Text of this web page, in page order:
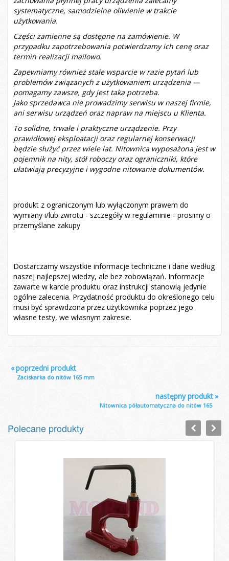
systematyczne, samodzielne oliwienie w trakcie
użytkowania.
Części zamienne są dostępne na zamówienie. W
przypadku zapotrzebowania potwierdzamy ich cenę oraz
termin realizacji mailowo.
Zapewniamy również stałe wsparcie w razie pytań lub
problemów związanych z użytkowaniem urządzenia —
pomagamy zawsze, gdy jest taka potrzeba.
Jako sprzedawca nie prowadzimy serwisu w naszej firmie,
ani serwisu urządzeń oraz napraw na miejscu u Klienta.
To solidne, trwałe i praktyczne urządzenie. Przy
prawidłowej eksploatacji oraz regularnej konserwacji
będzie służyć przez wiele lat. Nitownica wyposażona jest w
pojemnik na nity, stół roboczy oraz ograniczniki, które
ułatwiają precyzyjne i wygodne nitowanie dokumentów.
produkt z ograniczonym lub wyłączonym prawem do
wymiany i/lub zwrotu - szczegóły w regulaminie - prosimy o
przemyślane zakupy
Dostarczamy wszystkie informacje techniczne i dane według
naszej najlepszej wiedzy, ale bez zobowiązań. Informacje
zawarte w karcie produktu oraz instrukcji stanowią jedynie
ogólne zalecenia. Przydatność produktu do określonego celu
musi być sprawdzona przez użytkownika poprzez jego
własne testy, we własnym zakresie.
«poprzedni produkt
Zaciskarka do nitów 165 mm
»
następny produkt
Nitownica półautomatyczna do nitów 165
Polecane produkty